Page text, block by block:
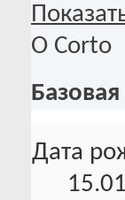
О Corto
Дата